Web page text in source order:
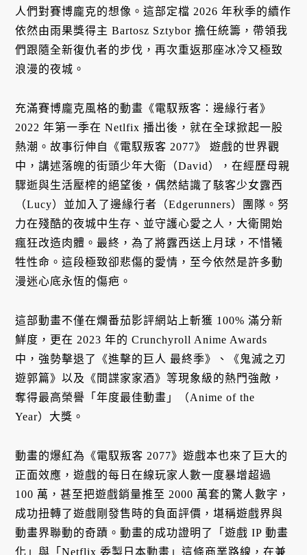
人們對賽博龐克的想像。這部定檔 2026 年秋季的續作
依然由雨果獎得主 Bartosz Sztybor 擔任統籌，帶領我
們跟隨全新復仇者的步伐，再次重返那座冰冷又極致
浪漫的夜城。
充滿賽博龐克風格的動畫《電馭叛客：邊緣行者》
2022 年第一季在 Netlfix 播出後，就在全球掀起一股
熱潮。故事衍伸自《電馭叛客 2077》 遊戲的世界觀
中，講述落魄的街頭少年大衛（David），在經歷母親
驟逝與生活壓榨的絕望後，偶然結識了駭客少女露西
（Lucy）並加入了邊緣行者（Edgerunners）團隊。努
力在殘酷的夜城中生存、並守護心愛之人，大衛開始
瘋狂改造肉體。最終，為了將露西送上月球，不惜犧
牲性命。這段極致卻悲傷的愛情，至今依然是許多動
漫迷心底永恆的傷疤。
這部動畫不僅在爛番茄影評網站上斬獲 100% 滿分新
鮮度，更在 2023 年的 Crunchyroll Anime Awards
中，強勢擊退了《進擊的巨人 最終季》、《鬼滅之刃
遊郭篇》以及《間諜家家酒》等現象級的熱門強敵，
奪得最高榮譽「年度最佳動畫」（Anime of the
Year）大獎。
動畫的爆紅為《電馭叛客 2077》遊戲本也來了巨大的
正面效應，遊戲的每日在線玩家人數一度暴增超過
100 萬，甚至把遊戲銷量推至 2000 萬套的驚人數字，
成功扭轉了遊戲剛發售時的負面評價，堪稱遊戲界與
動畫界聯動的奇蹟。動畫的成功證明了「遊戲 IP 動畫
化」與「Netflix 委製日本動畫」這條商業路線，在兼